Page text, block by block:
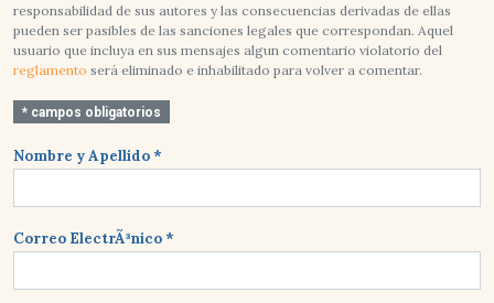
responsabilidad de sus autores y las consecuencias derivadas de ellas
pueden ser pasibles de las sanciones legales que correspondan. Aquel
usuario que incluya en sus mensajes algun comentario violatorio del
reglamento será eliminado e inhabilitado para volver a comentar.
* campos obligatorios
Nombre y Apellido *
Correo ElectrÃ³nico *